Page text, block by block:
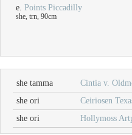
e. Points Piccadilly
she, trn, 90cm
she tamma Cintia v.
she ori
Ceiriosen
she ori
Hollymoss